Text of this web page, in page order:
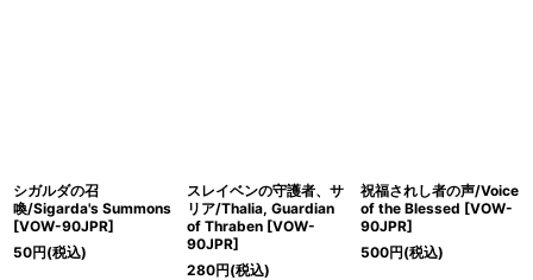
シガルダの召
喚/Sigarda's Summons
[VOW-90JPR]
50円(税込)
スレイベンの守護者、サ
リア/Thalia, Guardian
of Thraben [VOW-
90JPR]
280円(税込)
祝福されし者の声/Voice
of the Blessed [VOW-
90JPR]
500円(税込)